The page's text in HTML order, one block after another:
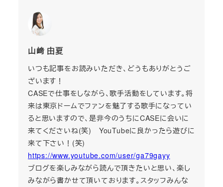
山﨑 由夏
いつも記事をお読みいただき、どうもありがとうご
ざいます！
CASEで仕事をしながら、歌手活動をしています。将
来は東京ドームでファンを魅了する歌手になってい
ると思いますので、是非今のうちにCASEに会いに
来てくださいね(笑) YouTubeに良かったら遊びに
来て下さい！(笑)
https://www.youtube.com/user/ga79gayy
ブログを楽しみながら読んで頂きたいと思い、楽し
みながら書かせて頂いております。スタッフみんな